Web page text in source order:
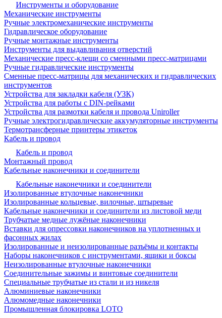
Инструменты и оборудование
Механические инструменты
Ручные электромеханические инструменты
Гидравлическое оборудование
Ручные монтажные инструменты
Инструменты для выдавливания отверстий
Механические пресс-клещи со сменными пресс-матрицами
Ручные гидравлические инструменты
Сменные пресс-матрицы для механических и гидравлических
инструментов
Устройства для закладки кабеля (УЗК)
Устройства для работы с DIN-рейками
Устройства для размотки кабеля и провода Uniroller
Ручные электрогидравлические аккумуляторные инструменты
Термотрансферные принтеры этикеток
Кабель и провод
Кабель и провод
Монтажный провод
Кабельные наконечники и соединители
Кабельные наконечники и соединители
Изолированные втулочные наконечники
Изолированные кольцевые, вилочные, штыревые
Кабельные наконечники и соединители из листовой меди
Трубчатые медные лужёные наконечники
Вставки для опрессовки наконечников на уплотненных и
фасонных жилах
Изолированные и неизолированные разъёмы и контакты
Наборы наконечников с инструментами, ящики и боксы
Неизолированные втулочные наконечники
Соединительные зажимы и винтовые соединители
Специальные трубчатые из стали и из никеля
Алюминиевые наконечники
Алюмомедные наконечники
Промышленная блокировка LOTO